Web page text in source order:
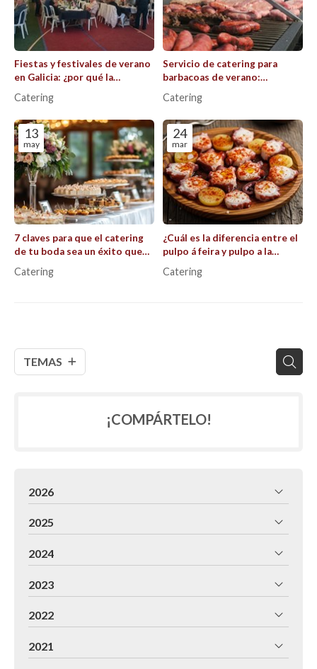
TEMAS
Fiestas y festivales de verano
en Galicia: ¿por qué la
celebración?
Catering
Servicio de catering para
barbacoas de verano:
perfecto al aire libre.
Catering
13
may
7 claves para que el catering
de tu boda sea un éxito que
invitados
Catering
24
mar
¿Cuál es la diferencia entre el
pulpo á feira y pulpo a la
Catering
¡COMPÁRTELO!
2026
2025
2024
2023
2022
2021